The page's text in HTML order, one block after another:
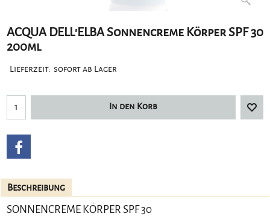
ACQUA DELL'ELBA Sonnencreme Körper SPF 30
200ml
Lieferzeit: sofort ab Lager
In den Korb
Beschreibung
SONNENCREME KÖRPER SPF 30